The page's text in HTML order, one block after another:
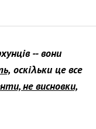
-- вони
оскіλьки це все
не висновки,